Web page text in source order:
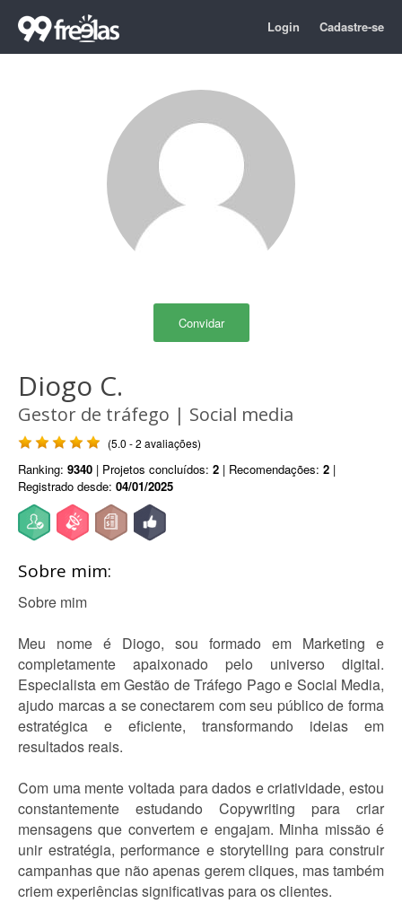
Login Cadastre-se
Convidar
Diogo C.
Gestor de tráfego | Social media
(5.0 - 2 avaliações)
Ranking: 9340 | Projetos concluídos: 2 | Recomendações: 2 |
Registrado desde: 04/01/2025
Sobre mim:
Sobre mim
Meu nome é Diogo, sou formado em Marketing e
completamente apaixonado pelo universo digital.
Especialista em Gestão de Tráfego Pago e Social Media,
ajudo marcas a se conectarem com seu público de forma
estratégica e eficiente, transformando ideias em
resultados reais.
Com uma mente voltada para dados e criatividade, estou
constantemente estudando Copywriting para criar
mensagens que convertem e engajam. Minha missão é
unir estratégia, performance e storytelling para construir
campanhas que não apenas gerem cliques, mas também
criem experiências significativas para os clientes.